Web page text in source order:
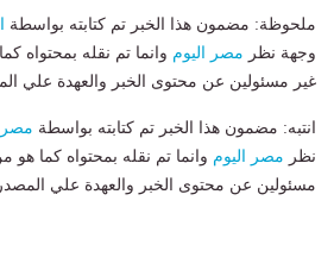
ملحوظة: مضمون هذا الخبر تم كتابته بواسطة
وجهة نظر مصر اليوم وانما تم نقله بمحتواه
غير مسئولين عن محتوى الخبر والعهدة علي
انتبه: مضمون هذا الخبر تم كتابته بواسطة مصر
نظر مصر اليوم وانما تم نقله بمحتواه كما هو
مسئولين عن محتوى الخبر والعهدة علي